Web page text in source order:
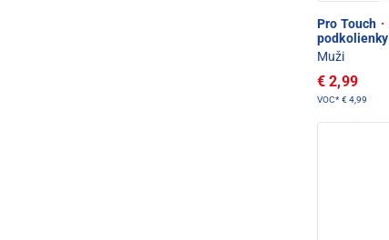
Pro Touch ·
podkolienky
Muži
€ 2,99
VOC* € 4,99